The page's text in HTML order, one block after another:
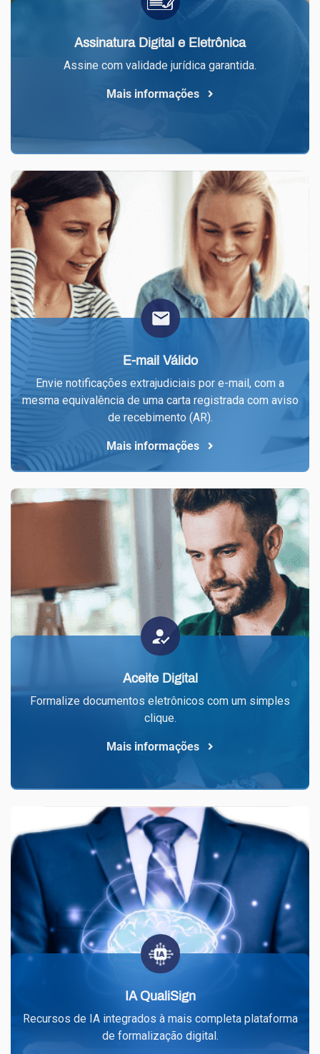
Assinatura Digital e Eletrônica
Assine com validade jurídica garantida.
Mais informações
E-mail Válido
Envie notificações extrajudiciais por e-mail, com a
mesma equivalência de uma carta registrada com aviso
de recebimento (AR).
Mais informações
Aceite Digital
Formalize documentos eletrônicos com um simples
clique.
Mais informações
IA QualiSign
Recursos de IA integrados à mais completa plataforma
de formalização digital.